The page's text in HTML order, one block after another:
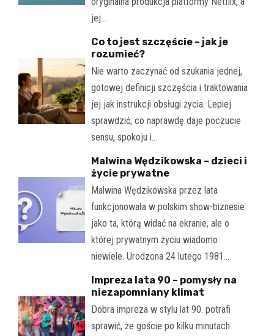
jej…
Co to jest szczęście – jak je
rozumieć?
Nie warto zaczynać od szukania jednej,
gotowej definicji szczęścia i traktowania
jej jak instrukcji obsługi życia. Lepiej
sprawdzić, co naprawdę daje poczucie
sensu, spokoju i…
Malwina Wędzikowska – dzieci i
życie prywatne
Malwina Wędzikowska przez lata
funkcjonowała w polskim show-biznesie
jako ta, którą widać na ekranie, ale o
której prywatnym życiu wiadomo
niewiele. Urodzona 24 lutego 1981…
Impreza lata 90 – pomysły na
niezapomniany klimat
Dobra impreza w stylu lat 90. potrafi
sprawić, że goście po kilku minutach